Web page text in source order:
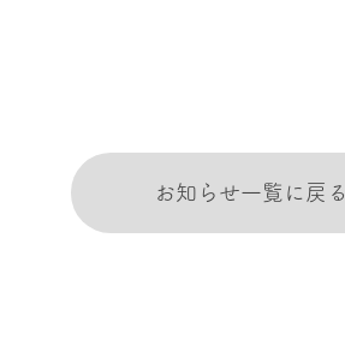
お知らせ一覧に戻る